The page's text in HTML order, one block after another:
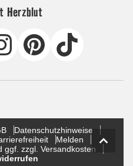
Herzblut
Datenschutzhinweise
Melden
ggf. zzgl. Versandkosten